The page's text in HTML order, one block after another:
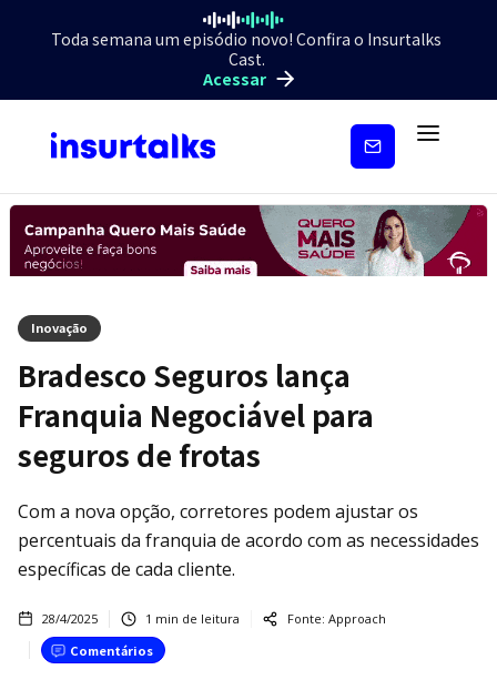
Toda semana um episódio novo! Confira o Insurtalks
Cast.
Acessar
Inscreva-
Inovação
Bradesco Seguros lança
Franquia Negociável para
seguros de frotas
Com a nova opção, corretores podem ajustar os
percentuais da franquia de acordo com as necessidades
específicas de cada cliente.
28/4/2025 1 min de leitura Fonte: Approach
Comentários